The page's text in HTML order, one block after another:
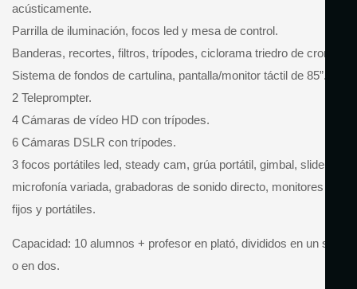
acústicamente.
Parrilla de iluminación, focos led y mesa de control.
Banderas, recortes, filtros, trípodes, ciclorama triedro de croma.
Sistema de fondos de cartulina, pantalla/monitor táctil de 85”.
2 Teleprompter.
4 Cámaras de vídeo HD con trípodes.
6 Cámaras DSLR con trípodes.
3 focos portátiles led, steady cam, grúa portátil, gimbal, slider,
microfonía variada, grabadoras de sonido directo, monitores
fijos y portátiles.
Capacidad: 10 alumnos + profesor en plató, divididos en un set
o en dos.